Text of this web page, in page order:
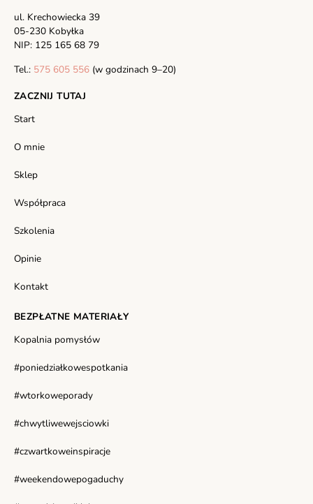
ul. Krechowiecka 39
05-230 Kobyłka
NIP: 125 165 68 79
Tel.: 575 605 556 (w godzinach 9–20)
ZACZNIJ TUTAJ
Start
O mnie
Sklep
Współpraca
Szkolenia
Opinie
Kontakt
BEZPŁATNE MATERIAŁY
Kopalnia pomysłów
#poniedziałkowespotkania
#wtorkoweporady
#chwytliwewejsciowki
#czwartkoweinspiracje
#weekendowepogaduchy